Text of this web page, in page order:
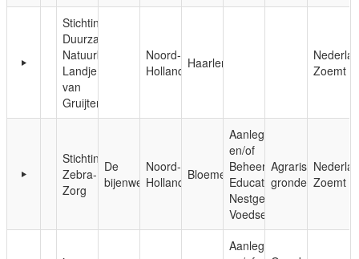
Stichting
Duurzaam
Natuurbeheer
Landje
van
Gruijters
Noord-
Holland Haarlem
Zoemt
Stichting
Zebra-
Zorg
De
bijenwei
Noord-
Holland Bloemendaal
Aanleg
en/of
Beheer;
Educatie;
Nestgelegenheid;
Voedsel
Agrarische
gronden Zoemt
Aanleg